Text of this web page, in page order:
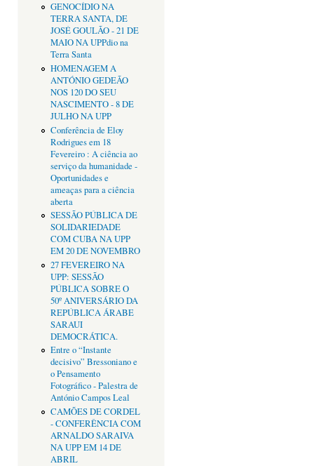
GENOCÍDIO NA
TERRA SANTA, DE
JOSÉ GOULÃO - 21 DE
MAIO NA UPPdio na
Terra Santa
HOMENAGEM A
ANTÓNIO GEDEÃO
NOS 120 DO SEU
NASCIMENTO - 8 DE
JULHO NA UPP
Conferência de Eloy
Rodrigues em 18
Fevereiro : A ciência ao
serviço da humanidade -
Oportunidades e
ameaças para a ciência
aberta
SESSÃO PÚBLICA DE
SOLIDARIEDADE
COM CUBA NA UPP
EM 20 DE NOVEMBRO
27 FEVEREIRO NA
UPP: SESSÃO
PÚBLICA SOBRE O
50º ANIVERSÁRIO DA
REPÚBLICA ÁRABE
SARAUI
DEMOCRÁTICA.
Entre o “Instante
decisivo” Bressoniano e
o Pensamento
Fotográfico - Palestra de
António Campos Leal
CAMÕES DE CORDEL
- CONFERÊNCIA COM
ARNALDO SARAIVA
NA UPP EM 14 DE
ABRIL